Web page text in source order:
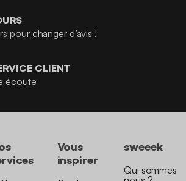
pour changer d’avis !
CLIENT
écoute
Vous
inspirer
sweeek
Qui sommes